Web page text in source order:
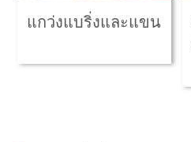
แกว่งแบริ่งและแขน